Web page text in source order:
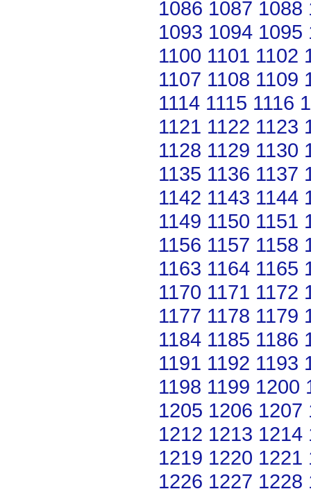
1086 1087 1088
1093 1094 1095
1100 1101 1102
1107 1108 1109
1114 1115 1116
1121 1122 1123
1128 1129 1130
1135 1136 1137
1142 1143 1144
1149 1150 1151
1156 1157 1158
1163 1164 1165
1170 1171 1172
1177 1178 1179
1184 1185 1186
1191 1192 1193
1198 1199 1200
1205 1206 1207
1212 1213 1214
1219 1220 1221
1226 1227 1228